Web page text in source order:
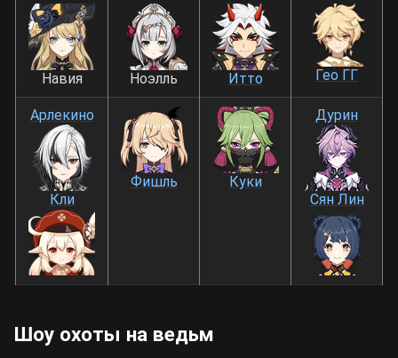
Навия Ноэлль Итто Гео ГГ
Арлекино
Кли
Фишль Куки
Дурин
Сян Лин
Шоу охоты на ведьм